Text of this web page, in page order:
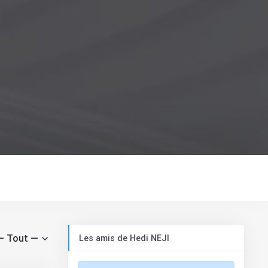
par activité:
Les amis de Hedi NEJI